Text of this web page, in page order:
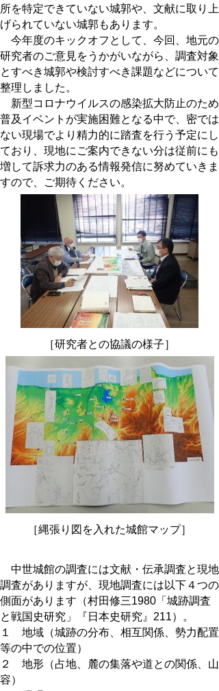
所を特定できていない城郭や、文献に取り上
げられていない城郭もあります。
今年度のキックオフとして、今回、地元の
研究者のご意見をうかがいながら、調査対象
とすべき城郭や検討すべき課題などについて
整理しました。
新型コロナウイルスの感染拡大防止のため
普及イベントが実施困難となる中で、密では
ない現場でより精力的に踏査を行う予定にし
ており、現地にご案内できない分は従前にも
増して訴求力のある情報発信に努めていきま
すので、ご期待ください。
［研究者との協議の様子］
［縄張り図を入れた城館マップ］
中世城館の調査には文献・伝承調査と現地
調査がありますが、現地調査には以下４つの
側面があります（村田修三1980「城跡調査
と戦国史研究」『日本史研究』211）。
１ 地域（城跡の分布、相互関係、勢力配置
等の中での位置）
２ 地形（占地、麓の集落や道との関係、山
容）